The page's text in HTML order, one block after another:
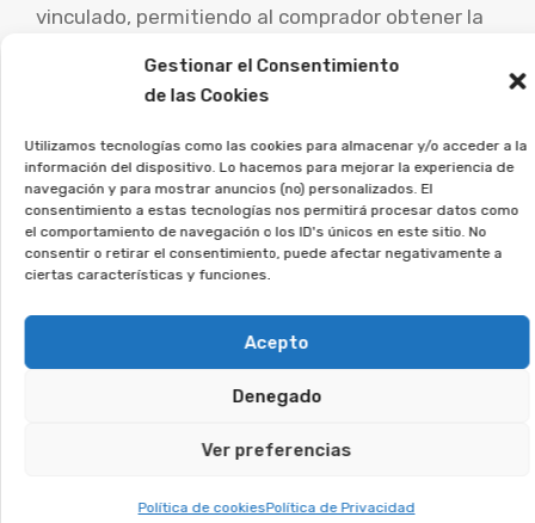
Gestionar el Consentimiento
de las Cookies
Utilizamos tecnologías como las cookies para almacenar y/o acceder a la
información del dispositivo. Lo hacemos para mejorar la experiencia de
navegación y para mostrar anuncios (no) personalizados. El
consentimiento a estas tecnologías nos permitirá procesar datos como
el comportamiento de navegación o los ID's únicos en este sitio. No
consentir o retirar el consentimiento, puede afectar negativamente a
ciertas características y funciones.
Acepto
Denegado
Ver preferencias
Política de cookiesPolítica de Privacidad
vinculado, permitiendo al comprador obtener la
dinero desembolsado.
Es muy importante que las personas afectadas
por este tipo de acuerdos busquen consejo de
abogados especialistas para evaluar su caso
concreto y estudiar las posibilidades de
demanda.
La asociación Afeban
trabajamos para los
consumidores a reclamar lo
que les corresponde.
Si firmaste un contrato así, regístrate sin